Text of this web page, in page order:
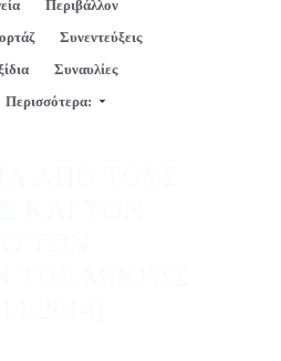
Περιβάλλον
Συνεντεύξεις
Συναυλίες
Περισσότερα: